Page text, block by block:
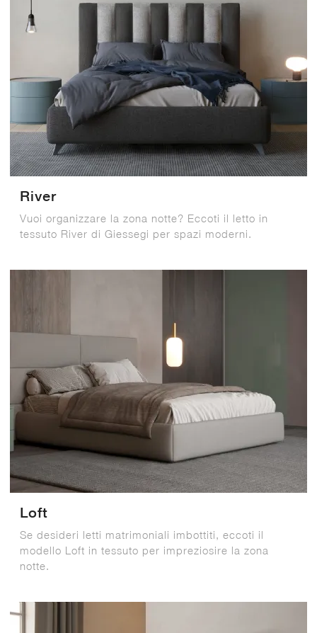
River
Vuoi organizzare la zona notte? Eccoti il letto in
tessuto River di Giessegi per spazi moderni.
Loft
Se desideri letti matrimoniali imbottiti, eccoti il
modello Loft in tessuto per impreziosire la zona
notte.